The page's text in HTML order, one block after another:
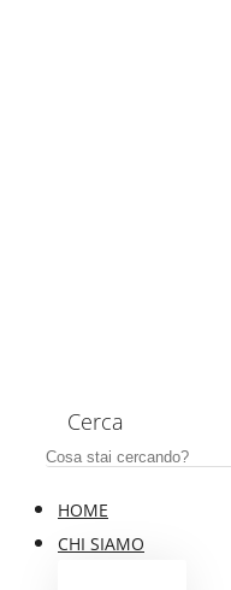
Cerca
HOME
CHI SIAMO